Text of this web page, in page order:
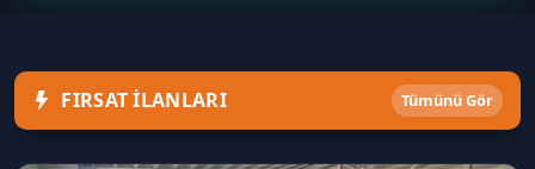
FIRSAT İLANLARI Tümünü Gör